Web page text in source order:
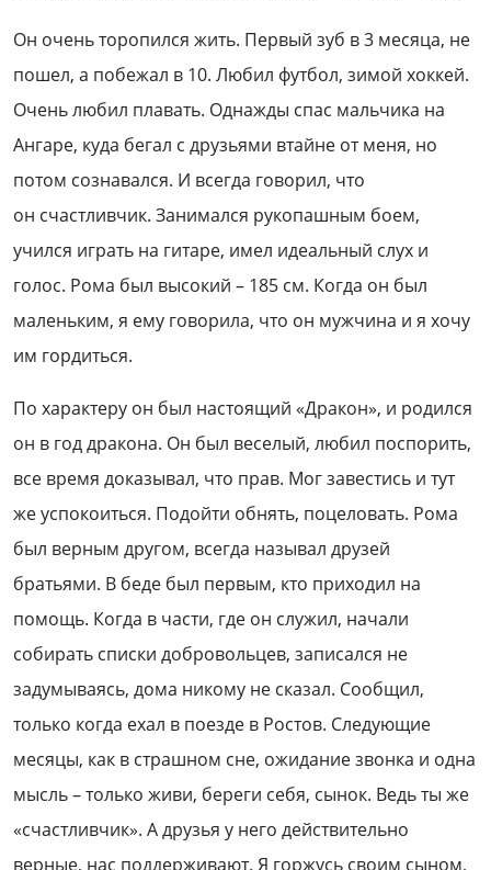
Он очень торопился жить. Первый зуб в 3 месяца, не
пошел, а побежал в 10. Любил футбол, зимой хоккей.
Очень любил плавать. Однажды спас мальчика на
Ангаре, куда бегал с друзьями втайне от меня, но
потом сознавался. И всегда говорил, что
он счастливчик. Занимался рукопашным боем,
учился играть на гитаре, имел идеальный слух и
голос. Рома был высокий – 185 см. Когда он был
маленьким, я ему говорила, что он мужчина и я хочу
им гордиться.
По характеру он был настоящий «Дракон», и родился
он в год дракона. Он был веселый, любил поспорить,
все время доказывал, что прав. Мог завестись и тут
же успокоиться. Подойти обнять, поцеловать. Рома
был верным другом, всегда называл друзей
братьями. В беде был первым, кто приходил на
помощь. Когда в части, где он служил, начали
собирать списки добровольцев, записался не
задумываясь, дома никому не сказал. Сообщил,
только когда ехал в поезде в Ростов. Следующие
месяцы, как в страшном сне, ожидание звонка и одна
мысль – только живи, береги себя, сынок. Ведь ты же
«счастливчик». А друзья у него действительно
верные, нас поддерживают. Я горжусь своим сыном,